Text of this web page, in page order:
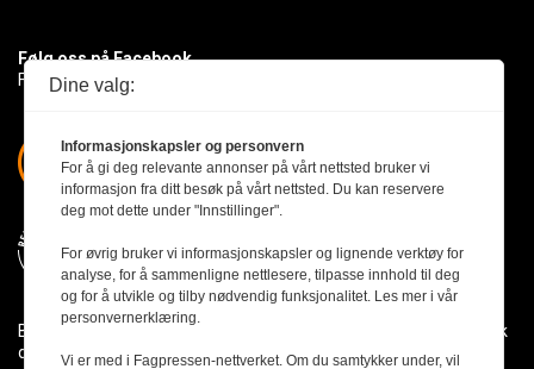
Følg oss på Facebook
Få med deg det siste innen byggebransjen
Byggmesteren følger Vær Varsom-plakaten og presseetikken slik
den er nedfelt i Redaktørplakaten.
Dine valg:
Informasjonskapsler og personvern
For å gi deg relevante annonser på vårt nettsted bruker vi
informasjon fra ditt besøk på vårt nettsted. Du kan reservere
deg mot dette under "Innstillinger".
For øvrig bruker vi informasjonskapsler og lignende verktøy for
analyse, for å sammenligne nettlesere, tilpasse innhold til deg
og for å utvikle og tilby nødvendig funksjonalitet. Les mer i vår
personvernerklæring.
Vi er med i Fagpressen-nettverket. Om du samtykker under, vil